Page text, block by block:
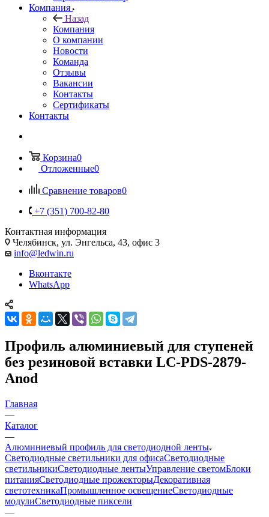
Компания
Назад
Компания
О компании
Новости
Команда
Отзывы
Вакансии
Контакты
Сертификаты
Контакты
Корзина0
Отложенные0
Сравнение товаров0
+7 (351) 700-82-80
Контактная информация
Челябинск, ул. Энгельса, 43, офис 3
info@ledwin.ru
Вконтакте
WhatsApp
Профиль алюминиевый для ступеней
без резиновой вставки LC-PDS-2879-
Anod
Главная
—
Каталог
—
Алюминиевый профиль для светодиодной ленты
Светодиодные светильники для офисаСветодиодные
светильникиСветодиодные лентыУправление светомБлоки
питанияСветодиодные прожекторыДекоративная
светотехникаПромышленное освещениеСветодиодные
модулиСветодиодные пиксели
—